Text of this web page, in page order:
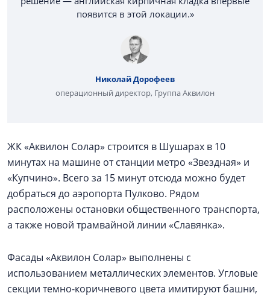
появится в этой локации.»
Николай Дорофеев
операционный директор, Группа Аквилон
ЖК «Аквилон Солар» строится в Шушарах в 10
минутах на машине от станции метро «Звездная» и
«Купчино». Всего за 15 минут отсюда можно будет
добраться до аэропорта Пулково. Рядом
расположены остановки общественного транспорта,
а также новой трамвайной линии «Славянка».
Фасады «Аквилон Солар» выполнены с
использованием металлических элементов. Угловые
секции темно-коричневого цвета имитируют башни,